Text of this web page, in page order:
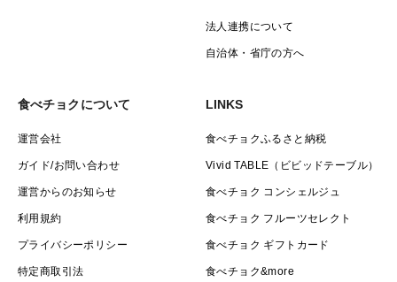
法人連携について
自治体・省庁の方へ
食べチョクについて
運営会社
ガイド/お問い合わせ
運営からのお知らせ
利用規約
プライバシーポリシー
特定商取引法
LINKS
食べチョクふるさと納税
Vivid TABLE（ビビッドテーブル）
食べチョク コンシェルジュ
食べチョク フルーツセレクト
食べチョク ギフトカード
食べチョク&more